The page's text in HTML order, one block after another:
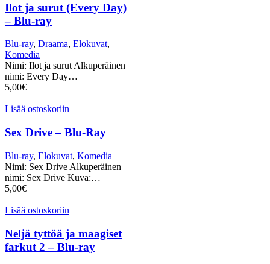
Ilot ja surut (Every Day)
– Blu-ray
Blu-ray, Draama, Elokuvat,
Komedia
Nimi: Ilot ja surut Alkuperäinen
nimi: Every Day…
5,00€
Lisää ostoskoriin
Sex Drive – Blu-Ray
Blu-ray, Elokuvat, Komedia
Nimi: Sex Drive Alkuperäinen
nimi: Sex Drive Kuva:…
5,00€
Lisää ostoskoriin
Neljä tyttöä ja maagiset
farkut 2 – Blu-ray